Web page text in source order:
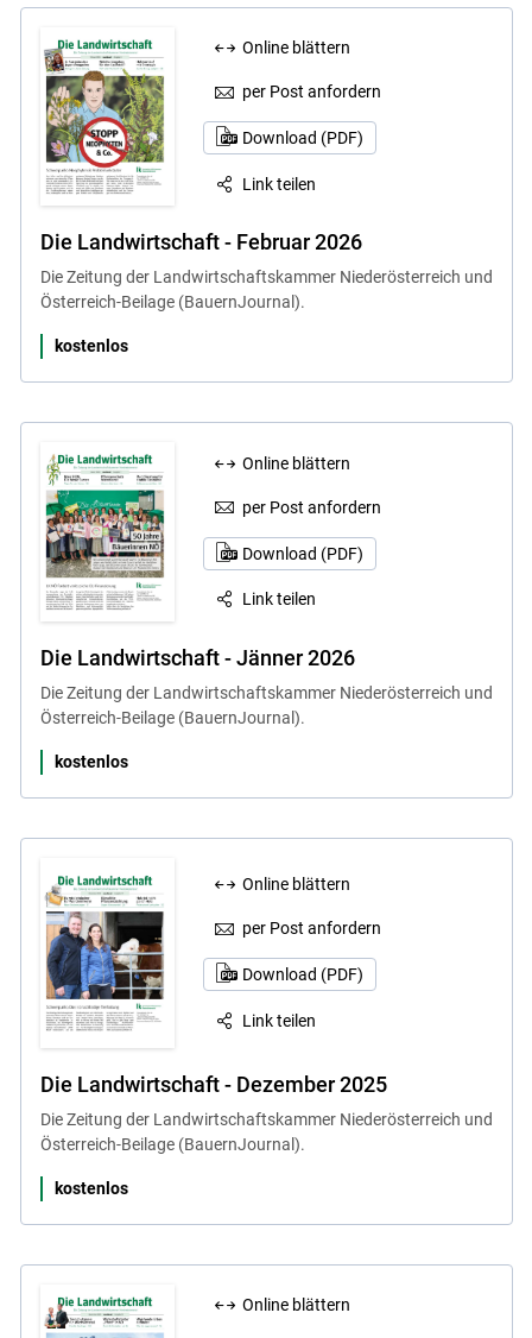
Skip to main content
Online blättern
per Post anfordern
Download (PDF)
Link teilen
Die Landwirtschaft - Februar 2026
Die Zeitung der Landwirtschaftskammer Niederösterreich und
Österreich-Beilage (BauernJournal).
kostenlos
Online blättern
per Post anfordern
Download (PDF)
Link teilen
Die Landwirtschaft - Jänner 2026
Die Zeitung der Landwirtschaftskammer Niederösterreich und
Österreich-Beilage (BauernJournal).
kostenlos
Online blättern
per Post anfordern
Download (PDF)
Link teilen
Die Landwirtschaft - Dezember 2025
Die Zeitung der Landwirtschaftskammer Niederösterreich und
Österreich-Beilage (BauernJournal).
kostenlos
Online blättern